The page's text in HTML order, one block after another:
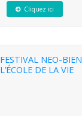
Cliquez ici
FESTIVAL NEO-
L’ÉCOLE DE LA VIE